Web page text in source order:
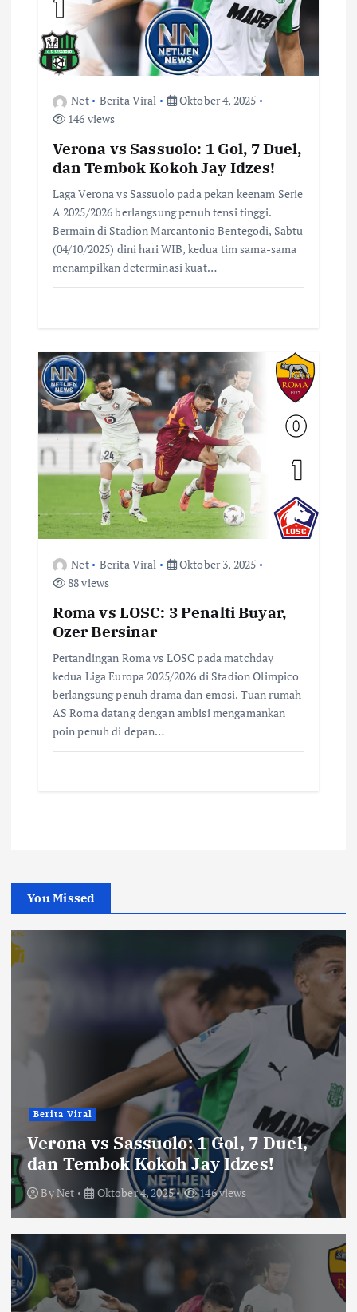
o
s
Net Berita Viral
Oktober 4, 2025
146 views
Verona vs Sassuolo: 1 Gol, 7 Duel,
dan Tembok Kokoh Jay Idzes!
Laga Verona vs Sassuolo pada pekan keenam Serie
A 2025/2026 berlangsung penuh tensi tinggi.
Bermain di Stadion Marcantonio Bentegodi, Sabtu
(04/10/2025) dini hari WIB, kedua tim sama-sama
menampilkan determinasi kuat…
Net Berita Viral
Oktober 3, 2025
88 views
Roma vs LOSC: 3 Penalti Buyar,
Ozer Bersinar
Pertandingan Roma vs LOSC pada matchday
kedua Liga Europa 2025/2026 di Stadion Olimpico
berlangsung penuh drama dan emosi. Tuan rumah
AS Roma datang dengan ambisi mengamankan
poin penuh di depan…
You Missed
Berita Viral
Verona vs Sassuolo: 1 Gol, 7 Duel,
dan Tembok Kokoh Jay Idzes!
ByNet Oktober 4, 2025 146 views